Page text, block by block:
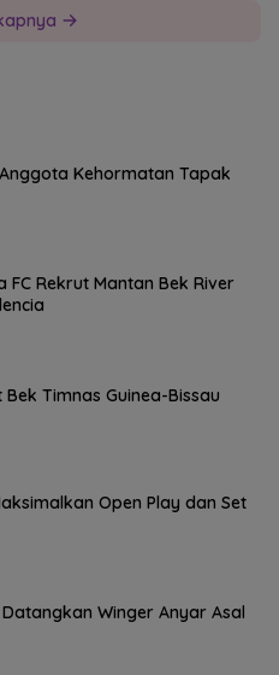
Kehormatan Tapak
FC Rekrut Mantan Bek River
Bek Timnas Guinea-Bissau
Open Play dan Set
Winger Anyar Asal